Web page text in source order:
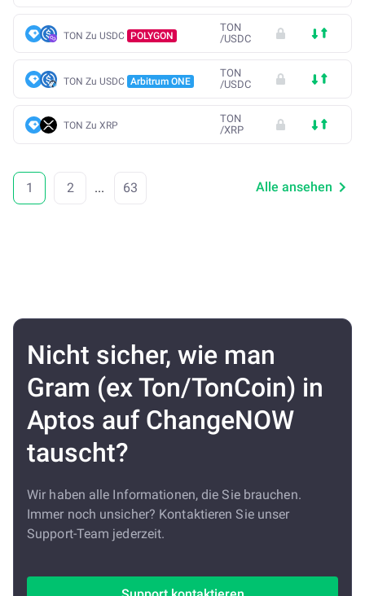
TON Zu USDC POLYGON
TON
/USDC
TON Zu USDC Arbitrum ONE
TON
/USDC
TON Zu XRP
TON
/XRP
1 2 ... 63 Alle ansehen
Nicht sicher, wie man
Gram (ex Ton/TonCoin) in
Aptos auf ChangeNOW
tauscht?
Wir haben alle Informationen, die Sie brauchen.
Immer noch unsicher? Kontaktieren Sie unser
Support-Team jederzeit.